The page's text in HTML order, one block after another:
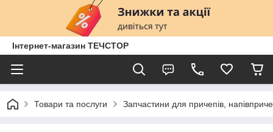
Інтернет-магазин ТЕЧСТОР
Товари та послуги Запчастини для причепів,